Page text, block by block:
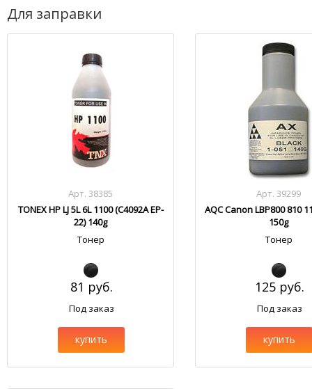
Для заправки
Арт. 38385
TONEX HP LJ 5L 6L 1100 (C4092A EP-
22) 140g
Тонер
81 руб.
Под заказ
купить
Арт. 39299
AQC Canon LBP800 810
150g
Тонер
125 руб.
Под заказ
купить